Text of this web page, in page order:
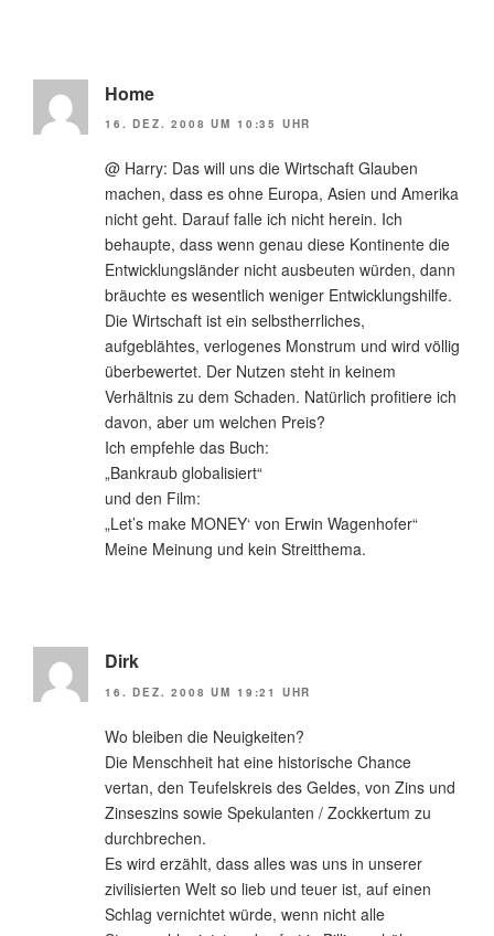
Home
16. DEZ. 2008 UM 10:35 UHR
@ Harry: Das will uns die Wirtschaft Glauben
machen, dass es ohne Europa, Asien und Amerika
nicht geht. Darauf falle ich nicht herein. Ich
behaupte, dass wenn genau diese Kontinente die
Entwicklungsländer nicht ausbeuten würden, dann
bräuchte es wesentlich weniger Entwicklungshilfe.
Die Wirtschaft ist ein selbstherrliches,
aufgeblähtes, verlogenes Monstrum und wird völlig
überbewertet. Der Nutzen steht in keinem
Verhältnis zu dem Schaden. Natürlich profitiere ich
davon, aber um welchen Preis?
Ich empfehle das Buch:
„Bankraub globalisiert“
und den Film:
„Let’s make MONEY‘ von Erwin Wagenhofer“
Meine Meinung und kein Streitthema.
Dirk
16. DEZ. 2008 UM 19:21 UHR
Wo bleiben die Neuigkeiten?
Die Menschheit hat eine historische Chance
vertan, den Teufelskreis des Geldes, von Zins und
Zinseszins sowie Spekulanten / Zockkertum zu
durchbrechen.
Es wird erzählt, dass alles was uns in unserer
zivilisierten Welt so lieb und teuer ist, auf einen
Schlag vernichtet würde, wenn nicht alle